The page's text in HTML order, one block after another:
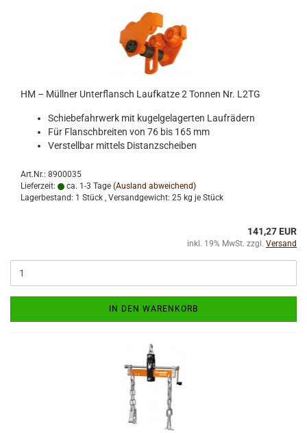
HM – Müllner Unterflansch Laufkatze 2 Tonnen Nr. L2TG
Schiebefahrwerk mit kugelgelagerten Laufrädern
Für Flanschbreiten von 76 bis 165 mm
Verstellbar mittels Distanzscheiben
Art.Nr.: 8900035
Lieferzeit:
ca. 1-3 Tage (Ausland abweichend)
Lagerbestand: 1 Stück , Versandgewicht: 25 kg je Stück
141,27 EUR
inkl. 19% MwSt. zzgl. Versand
IN DEN WARENKORB